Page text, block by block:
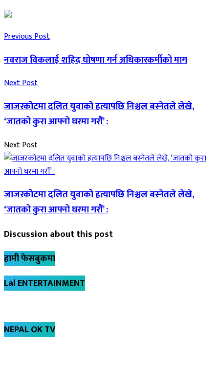
Previous Post
नवराज विकलाई शहिद घोषणा गर्न अधिकारकर्मीको माग
Next Post
जाजरकोटमा दलित युवाको हत्यापछि निश्चल बस्नेतले लेखे,
‘जातको कुरा आफ्नो घरमा गरौं’ :
Next Post
जाजरकोटमा दलित युवाको हत्यापछि निश्चल बस्नेतले लेखे,
‘जातको कुरा आफ्नो घरमा गरौं’ :
Discussion about this post
हामी फेसबुकमा
Lal ENTERTAINMENT
NEPAL OK TV